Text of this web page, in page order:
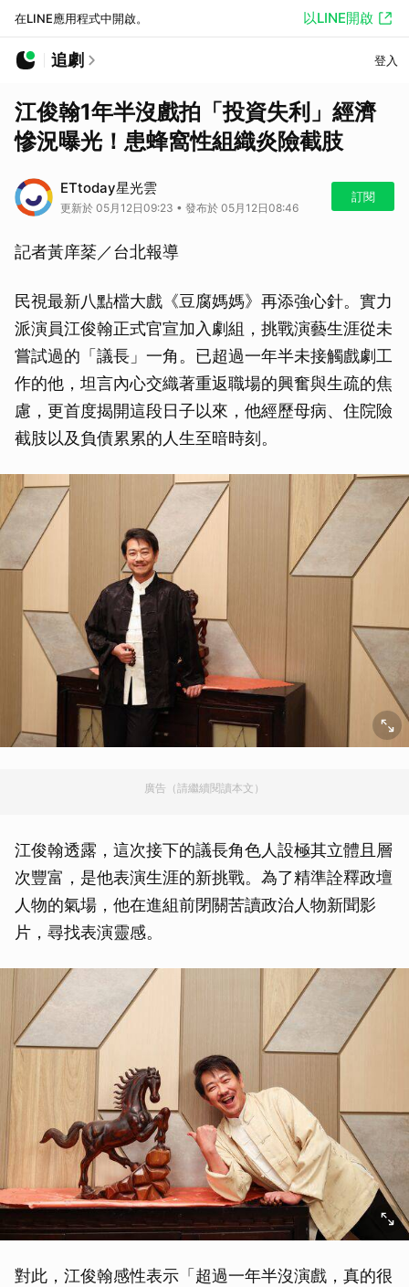
在LINE應用程式中開啟。 以LINE開啟
追劇 登入
江俊翰1年半沒戲拍「投資失利」經濟
慘況曝光！患蜂窩性組織炎險截肢
ETtoday星光雲
更新於 05月12日09:23 • 發布於 05月12日08:46
訂閱
記者黃庠棻／台北報導
民視最新八點檔大戲《豆腐媽媽》再添強心針。實力
派演員江俊翰正式官宣加入劇組，挑戰演藝生涯從未
嘗試過的「議長」一角。已超過一年半未接觸戲劇工
作的他，坦言內心交織著重返職場的興奮與生疏的焦
慮，更首度揭開這段日子以來，他經歷母病、住院險
截肢以及負債累累的人生至暗時刻。
廣告（請繼續閱讀本文）
江俊翰透露，這次接下的議長角色人設極其立體且層
次豐富，是他表演生涯的新挑戰。為了精準詮釋政壇
人物的氣場，他在進組前閉關苦讀政治人物新聞影
片，尋找表演靈感。
對此，江俊翰感性表示「超過一年半沒演戲，真的很